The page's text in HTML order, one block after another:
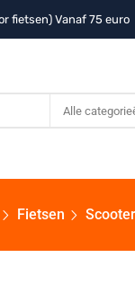
fietsen) Vanaf 75 euro
Alle
Fietsen Scooter